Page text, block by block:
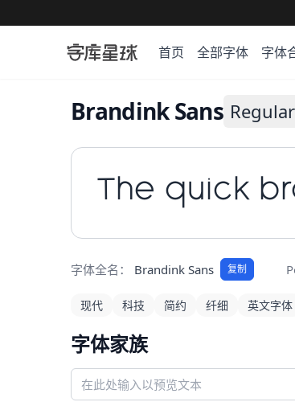
首页 全部字体 字体
Brandink Sans Regular
The quick
字体全名： Brandink Sans 复制
现代 科技 简约 纤细 英文字体
字体家族